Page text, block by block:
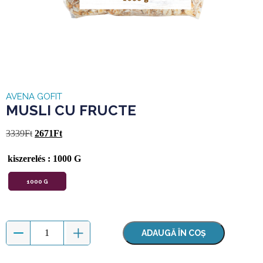
AVENA GOFIT
MUSLI CU FRUCTE
3339Ft 2671Ft
kiszerelés : 1000 G
1000 G
ADAUGĂ ÎN COȘ